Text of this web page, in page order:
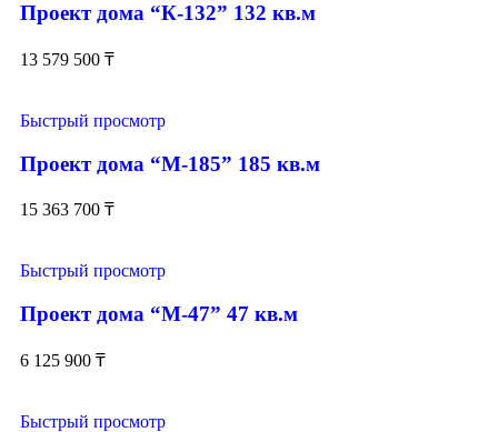
Проект дома “К-132” 132 кв.м
13 579 500 ₸
Быстрый просмотр
Проект дома “М-185” 185 кв.м
15 363 700 ₸
Быстрый просмотр
Проект дома “М-47” 47 кв.м
6 125 900 ₸
Быстрый просмотр